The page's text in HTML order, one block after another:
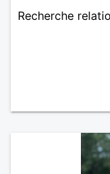
Recherche